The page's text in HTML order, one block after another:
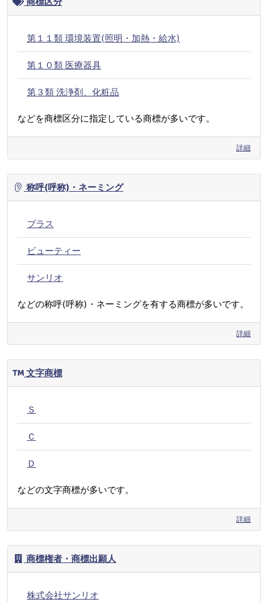
第１１類 環境装置(照明・加熱・給水)
第１０類 医療器具
第３類 洗浄剤、化粧品
などを商標区分に指定している商標が多いです。
詳細
称呼(呼称)・ネーミング
プラス
ビューティー
サンリオ
などの称呼(呼称)・ネーミングを有する商標が多いです。
詳細
文字商標
Ｓ
Ｃ
Ｄ
などの文字商標が多いです。
詳細
商標権者・商標出願人
株式会社サンリオ